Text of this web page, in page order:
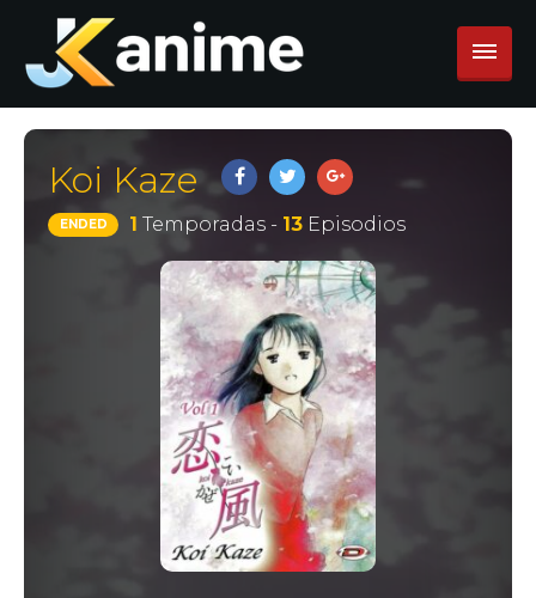
Koi Kaze
ENDED 1 Temporadas - 13Episodios